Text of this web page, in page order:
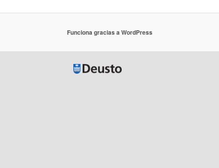
Funciona gracias a WordPress